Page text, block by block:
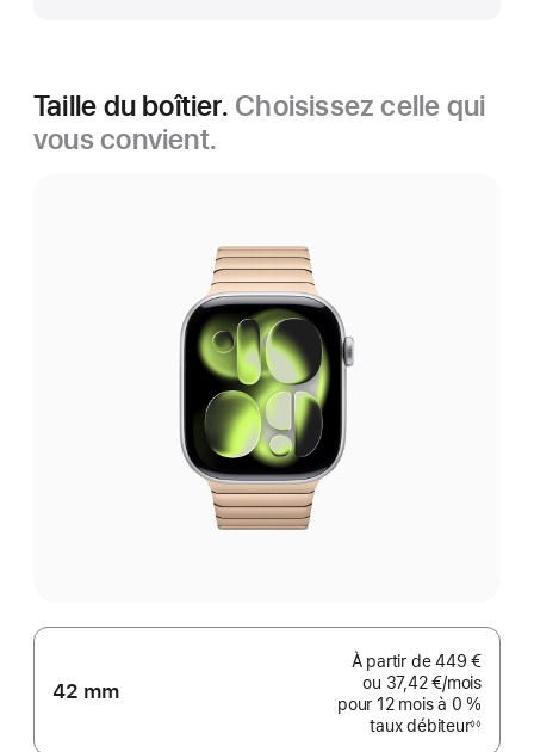
Taille du boîtier. Choisissez celle qui
vous convient.
42 mm
À partir de449 €
ou 37,42 €/mois
pour 12 mois à 0 %
taux débiteur◊◊